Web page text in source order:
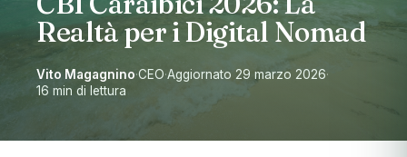
Realtà per i Digital Nomad
Vito Magagnino·CEO·Aggiornato 29 marzo 2026·
16 min di lettura